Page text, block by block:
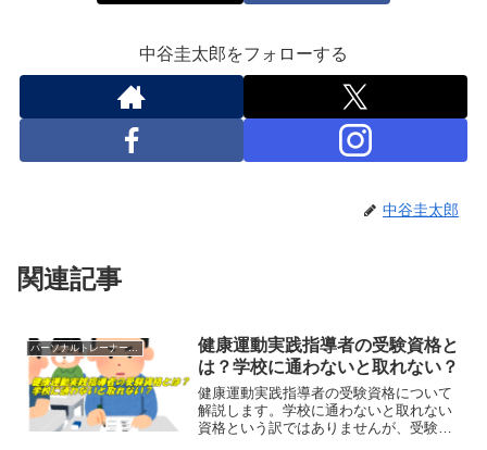
中谷圭太郎をフォローする
中谷圭太郎
関連記事
パーソナルトレーナーの資格
健康運動実践指導者の受験資格と
は？学校に通わないと取れない？
健康運動実践指導者の受験資格について
解説します。学校に通わないと取れない
資格という訳ではありませんが、受験資